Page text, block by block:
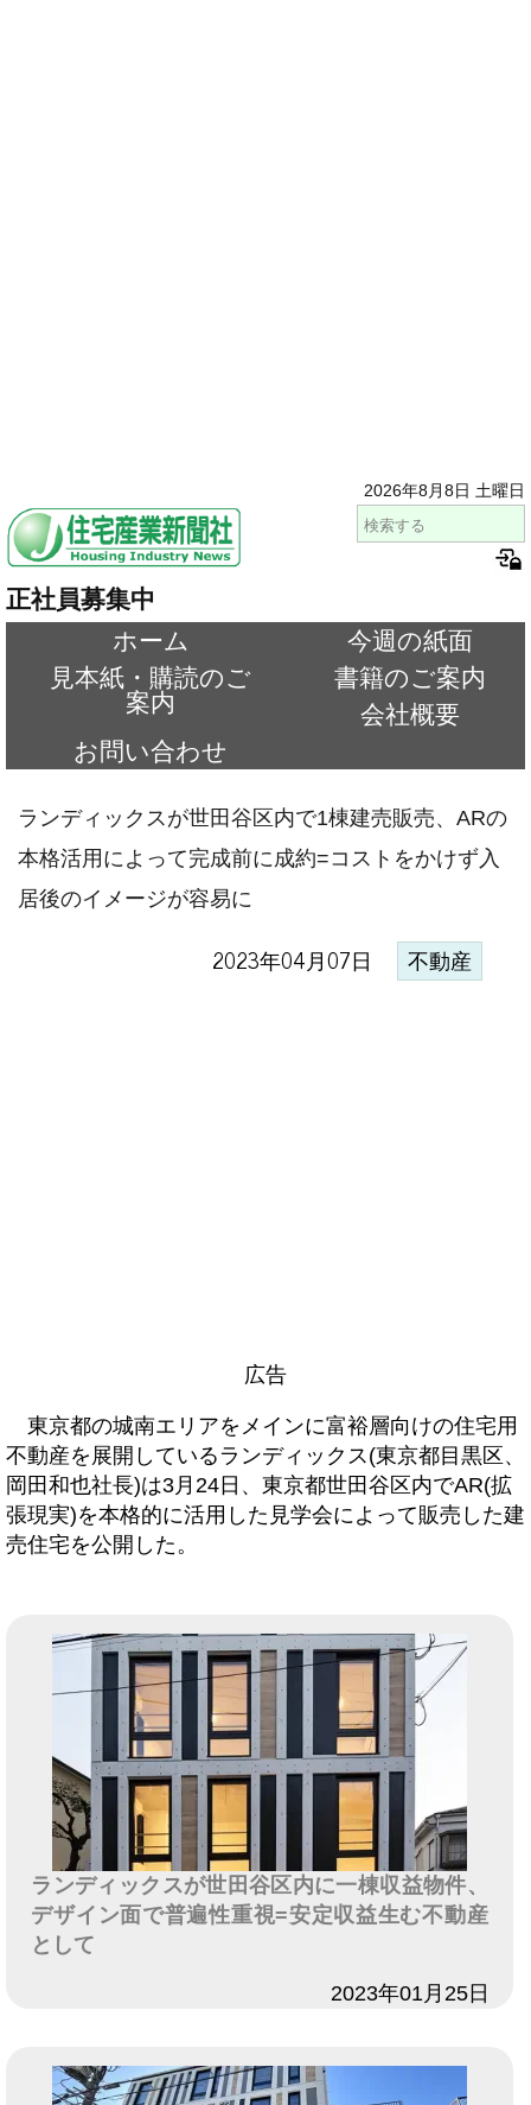
2026年8月8日 土曜日
正社員募集中
ホーム
今週の紙面
見本紙・購読のご
案内
書籍のご案内
会社概要
お問い合わせ
ランディックスが世田谷区内で1棟建売販売、ARの
本格活用によって完成前に成約=コストをかけず入
居後のイメージが容易に
2023年04月07日 不動産
広告
東京都の城南エリアをメインに富裕層向けの住宅用
不動産を展開しているランディックス(東京都目黒区、
岡田和也社長)は3月24日、東京都世田谷区内でAR(拡
張現実)を本格的に活用した見学会によって販売した建
売住宅を公開した。
ランディックスが世田谷区内に一棟収益物件、
デザイン面で普遍性重視=安定収益生む不動産
として
2023年01月25日